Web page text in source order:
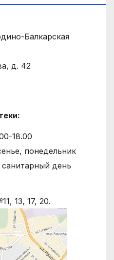
Балкарская
д. 42
18.00
понедельник
день
13, 17, 20.